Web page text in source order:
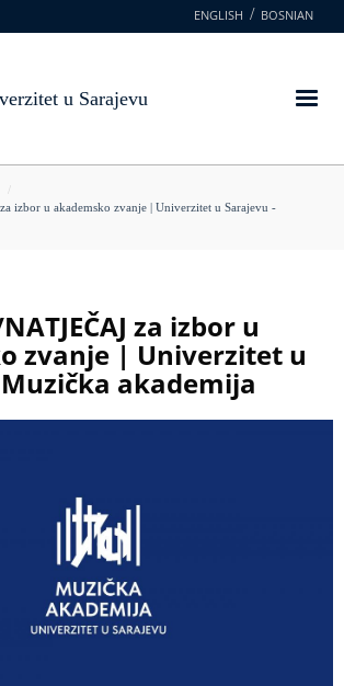
ENGLISH BOSNIAN
u Sarajevu
izbor u akademsko zvanje | Univerzitet u Sarajevu -
za izbor u
zvanje | Univerzitet u
akademija